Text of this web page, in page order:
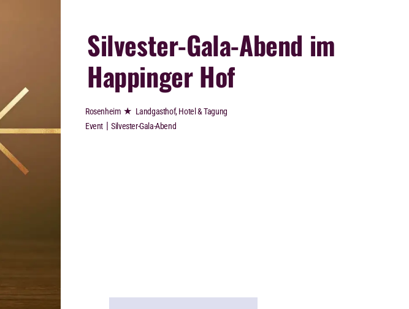
Silvester-Gala-Abend im
Happinger Hof
Rosenheim ★ Landgasthof, Hotel & Tagung
Event | Silvester-Gala-Abend